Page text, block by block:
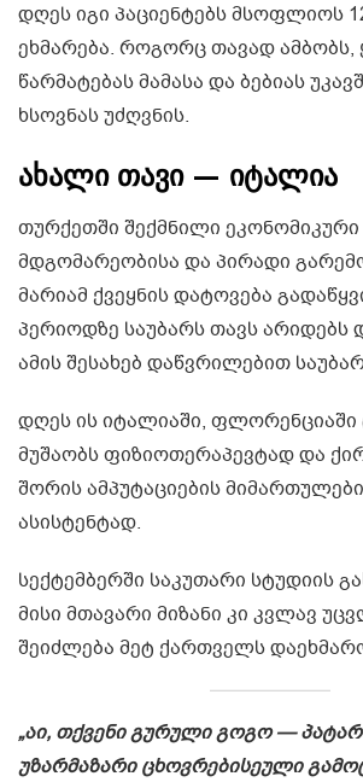
დღეს იგი პაციენტებს მსოფლიოს
ეხმარება. როგორც თავად
წარმატებას მამასა და ბებიას
ხსოვნას უძღვნის.
ახალი თავი — იტალია
თურქეთში შექმნილი ეკონომიკური
მდგომარეობისა და პირადი
მარიამ ქვეყნის დატოვება
პერიოდზე საუბარს თავს არიდებს
ამის შესახებ დაწვრილებით
დღეს ის იტალიაში,
მუშაობს ფიზიოთერაპევტად და
შორის ამპუტაციების
ასისტენტად.
სექტემბერში საკუთარი სტუდიის
მისი მთავარი მიზანი კი კვლავ
შეიძლება მეტ ქართველს
„აი, თქვენი გურული გოგო —
უზარმაზარი ცხოვრებისეული